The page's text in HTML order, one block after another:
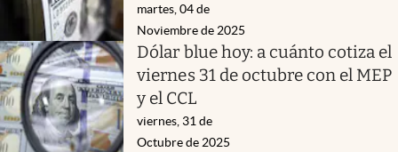
martes, 04 de
Noviembre de 2025
Dólar blue hoy: a cuánto cotiza el
viernes 31 de octubre con el MEP
y el CCL
viernes, 31 de
Octubre de 2025